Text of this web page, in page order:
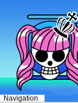
Navigation